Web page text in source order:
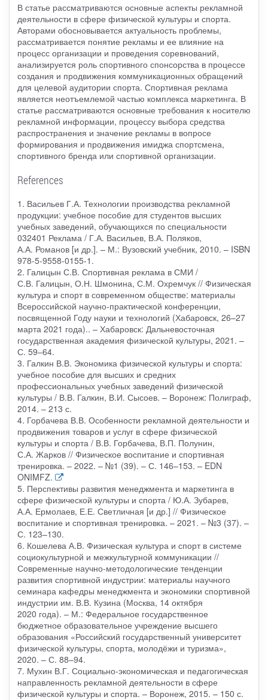
В статье рассматриваются основные аспекты рекламной
деятельности в сфере физической культуры и спорта.
Авторами обосновывается актуальность проблемы,
рассматривается понятие рекламы и ее влияние на
процесс организации и проведения соревнований,
анализируется роль спортивного спонсорства в процессе
создания и продвижения коммуникационных обращений
для целевой аудитории спорта. Спортивная реклама
является неотъемлемой частью комплекса маркетинга. В
статье рассматриваются основные требования к носителю
рекламной информации, процессу выбора средства
распространения и значение рекламы в вопросе
формирования и продвижения имиджа спортсмена,
спортивного бренда или спортивной организации.
References
1. Васильев Г.А. Технологии производства рекламной
продукции: учебное пособие для студентов высших
учебных заведений, обучающихся по специальности
032401 Реклама / Г.А. Васильев, В.А. Поляков,
А.А. Романов [и др.]. – М.: Вузовский учебник, 2010. – ISBN
978-5-9558-0155-1.
2. Галицын С.В. Спортивная реклама в СМИ /
С.В. Галицын, О.Н. Шмонина, С.М. Охремчук // Физическая
культура и спорт в современном обществе: материалы
Всероссийской научно-практической конференции,
посвященной Году науки и технологий (Хабаровск, 26–27
марта 2021 года).. – Хабаровск: Дальневосточная
государственная академия физической культуры, 2021. –
С. 59–64.
3. Галкин В.В. Экономика физической культуры и спорта:
учебное пособие для высших и средних
профессиональных учебных заведений физической
культуры / В.В. Галкин, В.И. Сысоев. – Воронеж: Полиграф,
2014. – 213 с.
4. Горбачева В.В. Особенности рекламной деятельности и
продвижения товаров и услуг в сфере физической
культуры и спорта / В.В. Горбачева, В.П. Полунин,
С.А. Жарков // Физическое воспитание и спортивная
тренировка. – 2022. – №1 (39). – С. 146–153. – EDN
ONIMFZ.
5. Перспективы развития менеджмента и маркетинга в
сфере физической культуры и спорта / Ю.А. Зубарев,
А.А. Ермолаев, Е.Е. Светличная [и др.] // Физическое
воспитание и спортивная тренировка. – 2021. – №3 (37). –
С. 123–130.
6. Кошелева А.В. Физическая культура и спорт в системе
социокультурной и межкультурной коммуникации //
Современные научно-методологические тенденции
развития спортивной индустрии: материалы научного
семинара кафедры менеджмента и экономики спортивной
индустрии им. В.В. Кузина (Москва, 14 октября
2020 года). – М.: Федеральное государственное
бюджетное образовательное учреждение высшего
образования «Российский государственный университет
физической культуры, спорта, молодёжи и туризма»,
2020. – С. 88–94.
7. Мухин В.Г. Социально-экономическая и педагогическая
направленность рекламной деятельности в сфере
физической культуры и спорта. – Воронеж, 2015. – 150 с.